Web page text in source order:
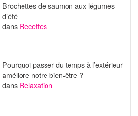
Brochettes de saumon aux légumes
d’été
dans Recettes
Pourquoi passer du temps à l’extérieur
améliore notre bien-être ?
dans Relaxation